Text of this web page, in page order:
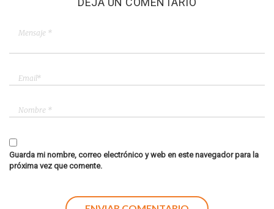
Guarda mi nombre, correo electrónico y web en este navegador para la
próxima vez que comente.